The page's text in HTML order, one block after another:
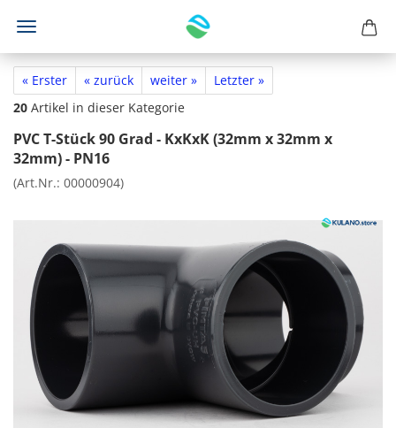
« Erster « zurück weiter »
Letzter »
20 Artikel in dieser Kategorie
PVC T-Stück 90 Grad - KxKxK (32mm x 32mm x
32mm) - PN16
(Art.Nr.: 00000904)